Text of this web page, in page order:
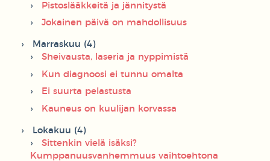
Pistoslääkkeitä ja jännitystä
Jokainen päivä on mahdollisuus
Marraskuu (4)
Sheivausta, laseria ja nyppimistä
Kun diagnoosi ei tunnu omalta
Ei suurta pelastusta
Kauneus on kuulijan korvassa
Lokakuu (4)
Sittenkin vielä isäksi?
Kumppanuusvanhemmuus vaihtoehtona